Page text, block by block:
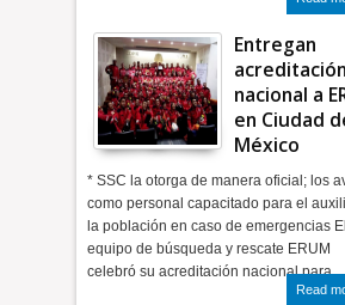
Entregan
acreditación
nacional a
en Ciudad
México
* SSC la otorga de manera oficial; los
como personal capacitado para el
la población en caso de emergencias El
equipo de búsqueda y rescate ERUM
celebró su acreditación nacional
Read